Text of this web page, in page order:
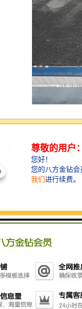
服装印花机即热
机，高周波皮革
据高周波压花机
脚垫压花机，玉
理，同样是我们
理，将所需要压
周波高频熔接，
要的压花目的。